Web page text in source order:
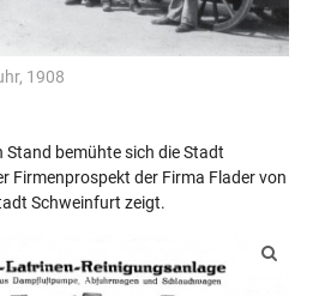
1908
Stand bemühte sich die Stadt
Firmenprospekt der Firma Flader von
Schweinfurt zeigt.